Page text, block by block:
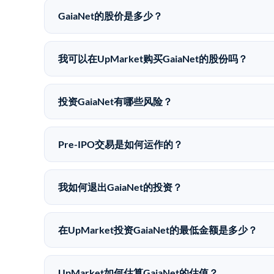
GaiaNet的股价是多少？
GaiaNet没有公开股价，因为它是一家私有公司。最
我可以在UpMarket购买GaiaNet的股份吗？
可以。合格投资者可以通过填写本页表单或在
UpMarket是FINRA注册的经纪交易商，自2019年以
投资GaiaNet有哪些风险？
Pre-IPO投资存在重大风险。GaiaNet的股份流动性
部损失的准备。私有公司的估值在融资轮次之间可能
Pre-IPO交易是如何运作的？
在Pre-IPO交易中，合格投资者通过二级市场平台从
注册的经纪交易商促成这些交易，代表双方处理合规
我如何退出GaiaNet的投资？
Pre-IPO持股主要有两种退出途径：在二级市场将股
件。任何退出的时间都是不可预测的，投资者应做好
在UpMarket投资GaiaNet的最低金额是多少？
UpMarket上大多数Pre-IPO产品的最低投资金额为
仅在完成投资时支付交易相关费用。